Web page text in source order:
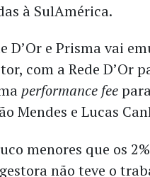
à SulAmérica.
D’Or e Prisma vai
com a Rede D’Or
performance fee
Mendes e Lucas
menores que os
não teve o